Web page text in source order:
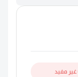
غير مفيد